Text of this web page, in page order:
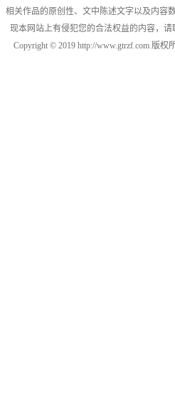
相关作品的原创性、文中陈述文字以及内容
现本网站上有侵犯您的合法权益的内容，请
Copyright © 2019 http://www.gtrzf.com 版